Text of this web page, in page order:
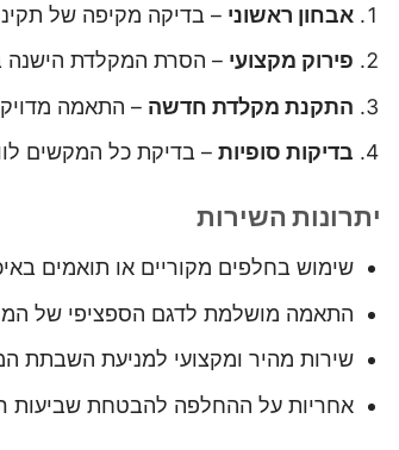
אבחון ראשוני – בדיקה מקיפה של
פירוק מקצועי – הסרת המקלדת הישנה
התקנת מקלדת חדשה – התאמה
בדיקות סופיות– בדיקת כל המקשים
יתרונות השירות
שימוש בחלפים מקוריים או תואמים
התאמה מושלמת לדגם הספציפי של
שירות מהיר ומקצועי למניעת השבתת
אחריות על ההחלפה להבטחת שביעות